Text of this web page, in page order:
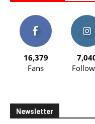
16,379
Fans
Newsletter